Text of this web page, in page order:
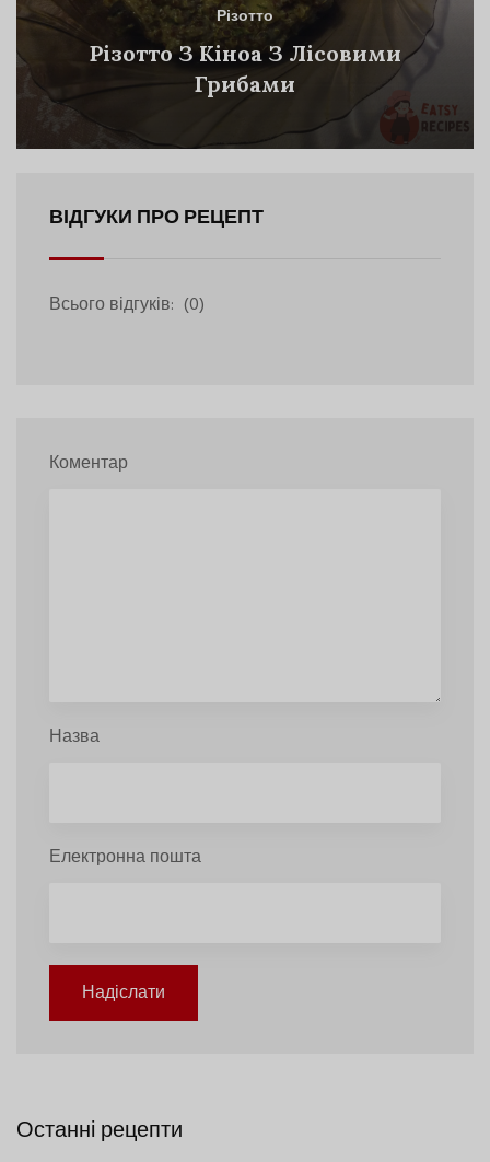
Різотто
Різотто З Кіноа З Лісовими
Грибами
ВІДГУКИ ПРО РЕЦЕПТ
Всього відгуків: (0)
Коментар
Назва
Електронна пошта
Надіслати
Останні рецепти